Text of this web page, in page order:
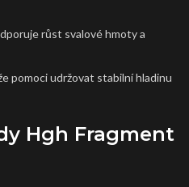
růst svalové hmoty a
pomoci udržovat stabilní hladinu
Hgh Fragment